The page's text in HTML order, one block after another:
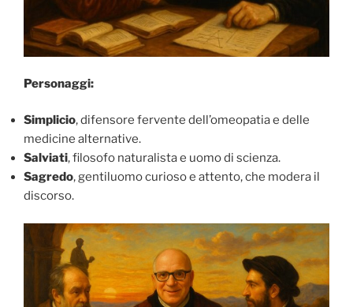
Personaggi:
Simplicio, difensore fervente dell’omeopatia e delle
medicine alternative.
Salviati, filosofo naturalista e uomo di scienza.
Sagredo, gentiluomo curioso e attento, che modera il
discorso.